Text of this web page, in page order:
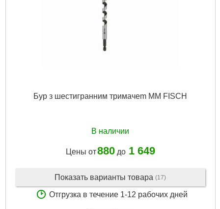
Бур з шестигранним тримачem MM FISCH
В наличии
Цены от880до 1 649
Показать варианты товара (17)
Отгрузка в течение 1-12 рабочих дней